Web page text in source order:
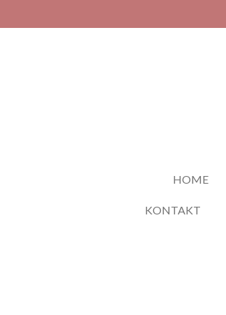
Hauptinhalt
HOME
KONTAKT